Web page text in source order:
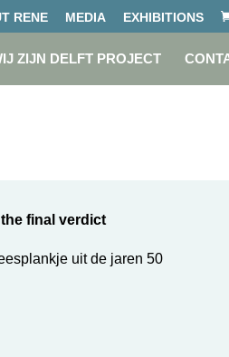
RENE MEDIA EXHIBITIONS
ZIJN DELFT PROJECT
final verdict
uit de jaren 50